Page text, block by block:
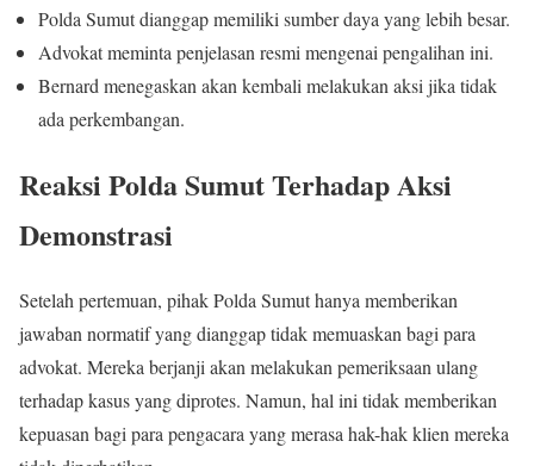
Polda Sumut dianggap memiliki sumber daya yang lebih besar.
Advokat meminta penjelasan resmi mengenai pengalihan ini.
Bernard menegaskan akan kembali melakukan aksi jika tidak
ada perkembangan.
Reaksi Polda Sumut Terhadap Aksi
Demonstrasi
Setelah pertemuan, pihak Polda Sumut hanya memberikan
jawaban normatif yang dianggap tidak memuaskan bagi para
advokat. Mereka berjanji akan melakukan pemeriksaan ulang
terhadap kasus yang diprotes. Namun, hal ini tidak memberikan
kepuasan bagi para pengacara yang merasa hak-hak klien mereka